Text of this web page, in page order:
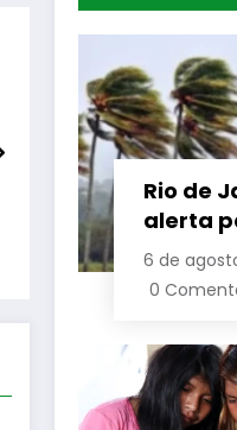
Rio de
alerta
110 km/
frente
6 de
0